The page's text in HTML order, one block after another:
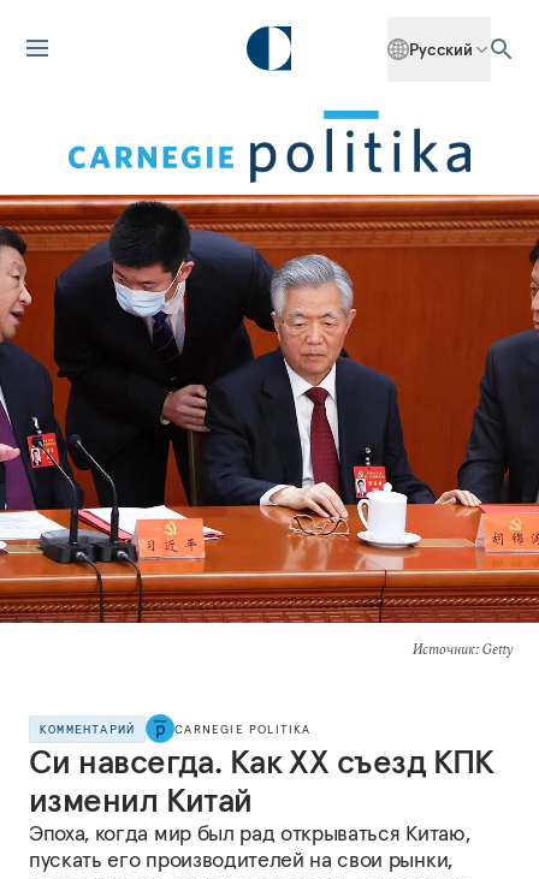
Русский
Источник: Getty
КОММЕНТАРИЙ CARNEGIE POLITIKA
Си навсегда. Как ХХ съезд КПК
изменил Китай
Эпоха, когда мир был рад открываться Китаю,
пускать его производителей на свои рынки,